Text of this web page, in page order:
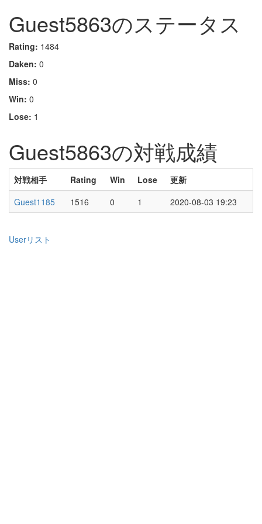
Guest5863のステータス
Rating: 1484
Daken: 0
Miss: 0
Win: 0
Lose: 1
Guest5863の対戦成績
対戦相手 Rating Win Lose
更新
Guest1185
1516 0 1 2020-08-03 19:23
Userリスト